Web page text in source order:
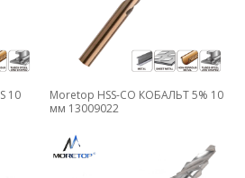
10
Moretop HSS-CO КОБАЛЬТ 5% 10
мм 13009022